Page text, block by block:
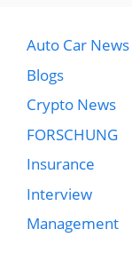
Auto Car News
Blogs
Crypto News
FORSCHUNG
Insurance
Interview
Management